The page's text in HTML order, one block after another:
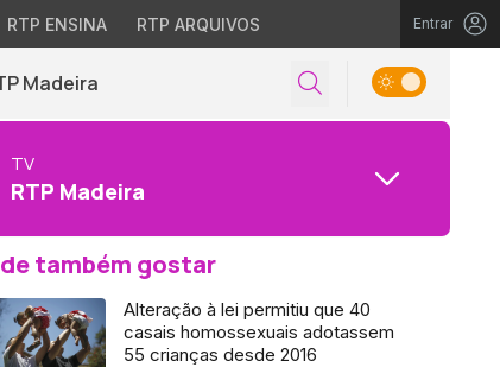
RTP ENSINA RTP ARQUIVOS Entrar
Madeira
TV
RTP Madeira
também gostar
Alteração à lei permitiu que 40
casais homossexuais adotassem
55 crianças desde 2016